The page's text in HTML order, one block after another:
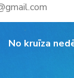
No kruīza